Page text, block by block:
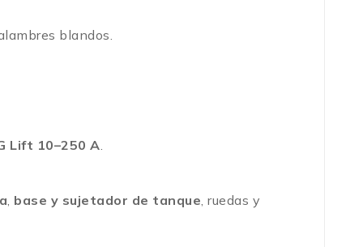
blandos.
Lift 10–250 A.
, base y sujetador de tanque, ruedas y